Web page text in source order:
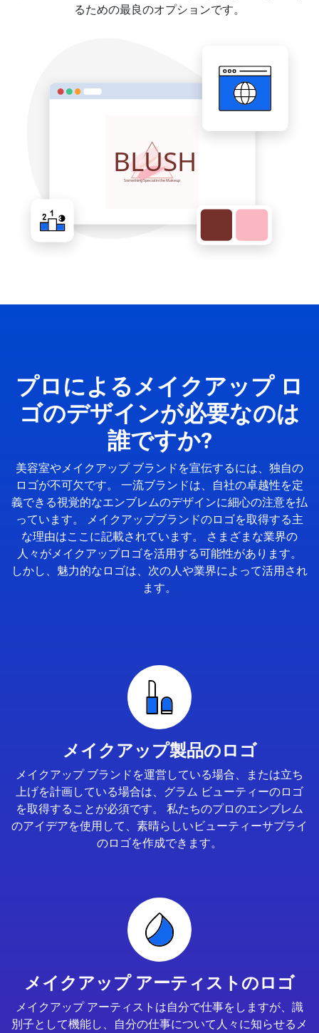
るための最良のオプションです。
プロによるメイクアップ ロ
ゴのデザインが必要なのは
誰ですか?
美容室やメイクアップ ブランドを宣伝するには、独自の
ロゴが不可欠です。 一流ブランドは、自社の卓越性を定
義できる視覚的なエンブレムのデザインに細心の注意を払
っています。 メイクアップブランドのロゴを取得する主
な理由はここに記載されています。 さまざまな業界の
人々がメイクアップロゴを活用する可能性があります。
しかし、魅力的なロゴは、次の人や業界によって活用され
ます。
メイクアップ製品のロゴ
メイクアップ ブランドを運営している場合、または立ち
上げを計画している場合は、グラム ビューティーのロゴ
を取得することが必須です。 私たちのプロのエンブレム
のアイデアを使用して、素晴らしいビューティーサプライ
のロゴを作成できます。
メイクアップ アーティストのロゴ
メイクアップ アーティストは自分で仕事をしますが、識
別子として機能し、自分の仕事について人々に知らせるメ